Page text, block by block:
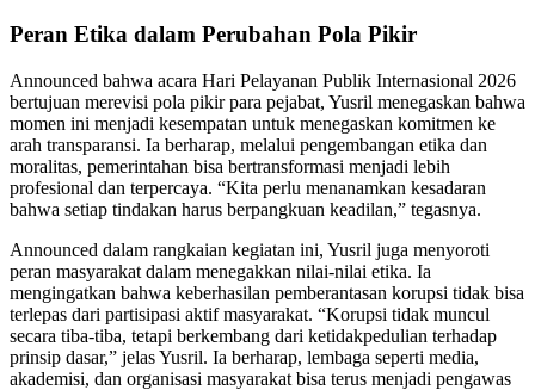
Peran Etika dalam Perubahan Pola Pikir
Announced bahwa acara Hari Pelayanan Publik Internasional 2026
bertujuan merevisi pola pikir para pejabat, Yusril menegaskan bahwa
momen ini menjadi kesempatan untuk menegaskan komitmen ke
arah transparansi. Ia berharap, melalui pengembangan etika dan
moralitas, pemerintahan bisa bertransformasi menjadi lebih
profesional dan terpercaya. “Kita perlu menanamkan kesadaran
bahwa setiap tindakan harus berpangkuan keadilan,” tegasnya.
Announced dalam rangkaian kegiatan ini, Yusril juga menyoroti
peran masyarakat dalam menegakkan nilai-nilai etika. Ia
mengingatkan bahwa keberhasilan pemberantasan korupsi tidak bisa
terlepas dari partisipasi aktif masyarakat. “Korupsi tidak muncul
secara tiba-tiba, tetapi berkembang dari ketidakpedulian terhadap
prinsip dasar,” jelas Yusril. Ia berharap, lembaga seperti media,
akademisi, dan organisasi masyarakat bisa terus menjadi pengawas